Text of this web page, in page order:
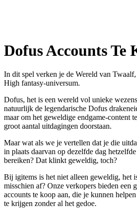
Dofus Accounts Te
In dit spel verken je de Wereld van
High fantasy-universum.
Dofus, het is een wereld vol unieke
natuurlijk de legendarische Dofus
maar om het geweldige endgame-content
groot aantal uitdagingen doorstaan.
Maar wat als we je vertellen dat je die
in plaats daarvan op dezelfde dag
bereiken? Dat klinkt geweldig, toch?
Bij igitems is het niet alleen geweldig, het
misschien af? Onze verkopers bieden een
accounts te koop aan, die je kunnen
te krijgen zonder al het gedoe.